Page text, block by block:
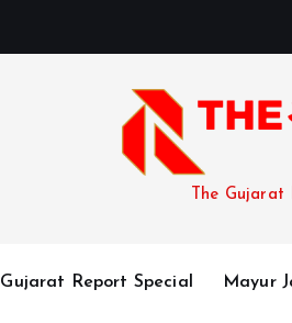
The Gujarat
Gujarat Report Special Mayur